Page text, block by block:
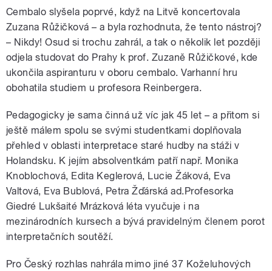
Cembalo slyšela poprvé, když na Litvě koncertovala
Zuzana Růžičková – a byla rozhodnuta, že tento nástroj?
– Nikdy! Osud si trochu zahrál, a tak o několik let později
odjela studovat do Prahy k prof. Zuzaně Růžičkové, kde
ukončila aspiranturu v oboru cembalo. Varhanní hru
obohatila studiem u profesora Reinbergera.
Pedagogicky je sama činná už víc jak 45 let – a přitom si
ještě málem spolu se svými studentkami doplňovala
přehled v oblasti interpretace staré hudby na stáži v
Holandsku. K jejím absolventkám patří např. Monika
Knoblochová, Edita Keglerová, Lucie Žáková, Eva
Valtová, Eva Bublová, Petra Žďárská ad.Profesorka
Giedré Lukšaité Mrázková léta vyučuje i na
mezinárodních kursech a bývá pravidelným členem porot
interpretačních soutěží.
Pro Český rozhlas nahrála mimo jiné 37 Koželuhových